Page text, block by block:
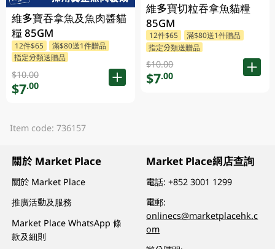
維多寶吞拿魚及魚肉醬貓
糧 85GM
12件$65
滿$80送1件贈品
指定分類送贈品
$10.00
$7.00
維多寶切粒吞拿魚貓糧
85GM
12件$65
滿$80送1件贈品
指定分類送贈品
$10.00
$7.00
Item code: 736157
關於 Market Place
關於 Market Place
推廣活動及服務
Market Place WhatsApp 條
款及細則
Market Place網店查詢
電話:+852 3001 1299
電郵:
onlinecs@marketplacehk.c
om